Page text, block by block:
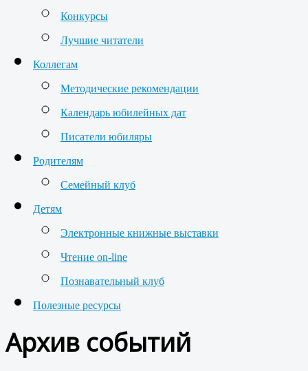
Конкурсы
Лучшие читатели
Коллегам
Методические рекомендации
Календарь юбилейных дат
Писатели юбиляры
Родителям
Семейный клуб
Детям
Электронные книжные выставки
Чтение on-line
Познавательный клуб
Полезные ресурсы
Архив событий